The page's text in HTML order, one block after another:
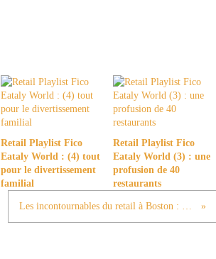
Retail Playlist Fico
Eataly World : (4) tout
pour le divertissement
familial
Retail Playlist Fico
Eataly World (3) : une
profusion de 40
restaurants
Les incontournables du retail à Boston : Converse Headquarters (2)